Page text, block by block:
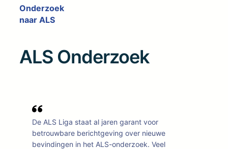
Onderzoek
naar ALS
ALS Onderzoek
De ALS Liga staat al jaren garant voor
betrouwbare berichtgeving over nieuwe
bevindingen in het ALS-onderzoek. Veel